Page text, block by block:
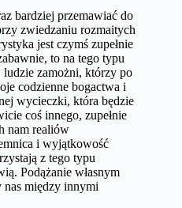
bardziej przemawiać do
zwiedzaniu rozmaitych
jest czymś zupełnie
to na tego typu
zamożni, którzy po
codzienne bogactwa i
wycieczki, która będzie
coś innego, zupełnie
nam realiów
i wyjątkowość
z tego typu
Podążanie własnym
nas między innymi